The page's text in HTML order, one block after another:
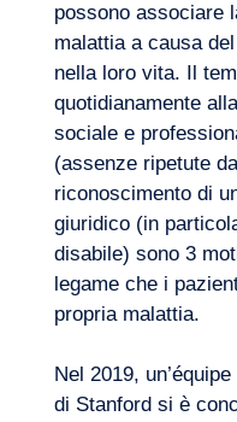
possono associare
malattia a causa
nella loro vita. Il
quotidianamente
sociale e
(assenze ripetute
riconoscimento di
giuridico (in
disabile) sono 3
legame che i
propria malattia.
Nel 2019,
di Stanford si è